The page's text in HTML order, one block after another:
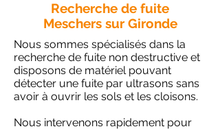
Recherche de fuite
Meschers sur Gironde
Nous sommes spécialisés dans la
recherche de fuite non destructive et
disposons de matériel pouvant
détecter une fuite par ultrasons sans
avoir à ouvrir les sols et les cloisons.
Nous intervenons rapidement pour